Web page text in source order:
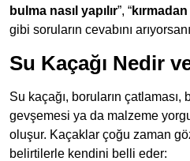
bulma nasıl yapılır”, “
gibi soruların cevabını
Su Kaçağı Nedir
Su kaçağı, boruların
gevşemesi ya da malzeme
oluşur. Kaçaklar çoğu zaman
belirtilerle kendini belli eder: